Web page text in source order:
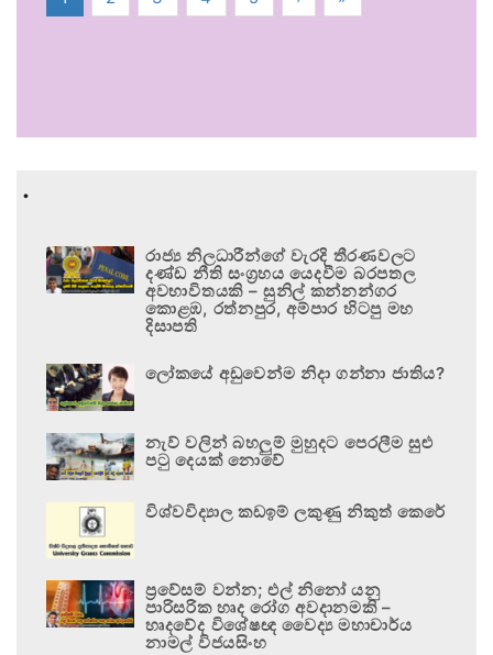
.
රාජ්‍ය නිලධාරීන්ගේ වැරදි තීරණවලට
දණ්ඩ නීති සංග්‍රහය යෙදවීම බරපතල
අවභාවිතයකි – සුනිල් කන්නන්ගර
කොළඹ, රත්නපුර, අම්පාර හිටපු මහ
දිසාපති
ලෝකයේ අඩුවෙන්ම නිදා ගන්නා ජාතිය?
නැව් වලින් බහලුම් මුහුදට පෙරලීම සුළු
පටු දෙයක් නොවේ
විශ්වවිද්‍යාල කඩඉම් ලකුණු නිකුත් කෙරේ
ප්‍රවේසම් වන්න; එල් නිනෝ යනු
පාරිසරික හෘද රෝග අවදානමකි –
හෘදවේද විශේෂඥ වෛද්‍ය මහාචාර්ය
නාමල් විජයසිංහ